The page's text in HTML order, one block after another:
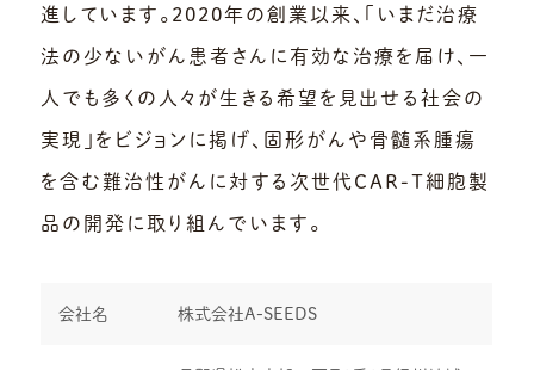
進しています。2020年の創業以来、「いまだ治療
法の少ないがん患者さんに有効な治療を届け、一
人でも多くの人々が生きる希望を見出せる社会の
実現」をビジョンに掲げ、固形がんや骨髄系腫瘍
を含む難治性がんに対する次世代CAR-T細胞製
品の開発に取り組んでいます。
会社名 株式会社A-SEEDS